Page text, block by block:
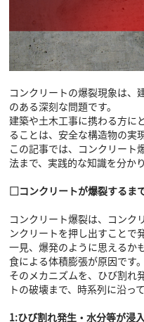
コンクリートの爆裂現象は、
のある深刻な問題です。
建築や土木工事に携わる方に
ることは、安全な構造物の実
この記事では、コンクリート
法まで、実践的な知識を分か
□コンクリートが爆裂するま
コンクリート爆裂は、コンク
ンクリートを押し出すことで
一見、爆発のように思えるか
食による体積膨張が原因です。
そのメカニズムを、ひび割れ
トの破壊まで、時系列に沿っ
1:ひび割れ発生・水分等が浸入